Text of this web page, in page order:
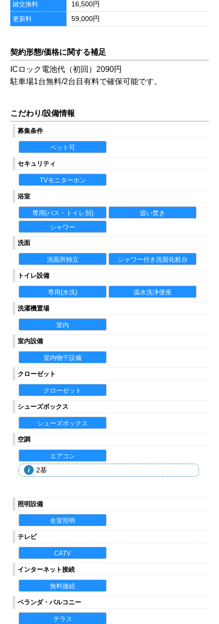
鍵交換料 16,500円
更新料 59,000円
契約形態/価格に関する補足
ICロック電池代（初回）2090円
駐車場1台無料/2台目有料で確保可能です。
こだわり/設備情報
募集条件
ペット可
セキュリティ
TVモニターホン
浴室
専用(バス・トイレ別)
追い焚き
シャワー
洗面
洗面所独立 シャワー付き洗面化粧台
トイレ設備
専用(水洗) 温水洗浄便座
洗濯機置場
室内
室内設備
室内物干設備
クローゼット
クローゼット
シューズボックス
シューズボックス
空調
エアコン
2基
照明設備
全室照明
テレビ
CATV
インターネット接続
無料接続
ベランダ・バルコニー
テラス